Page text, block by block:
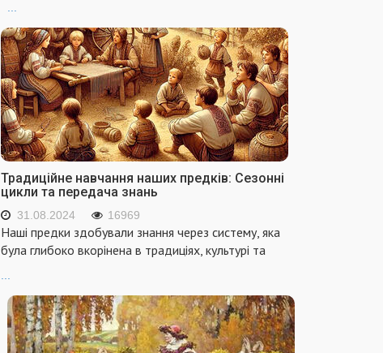
...
Традиційне навчання наших предків: Сезонні
цикли та передача знань
31.08.2024 16969
Наші предки здобували знання через систему, яка
була глибоко вкорінена в традиціях, культурі та
...